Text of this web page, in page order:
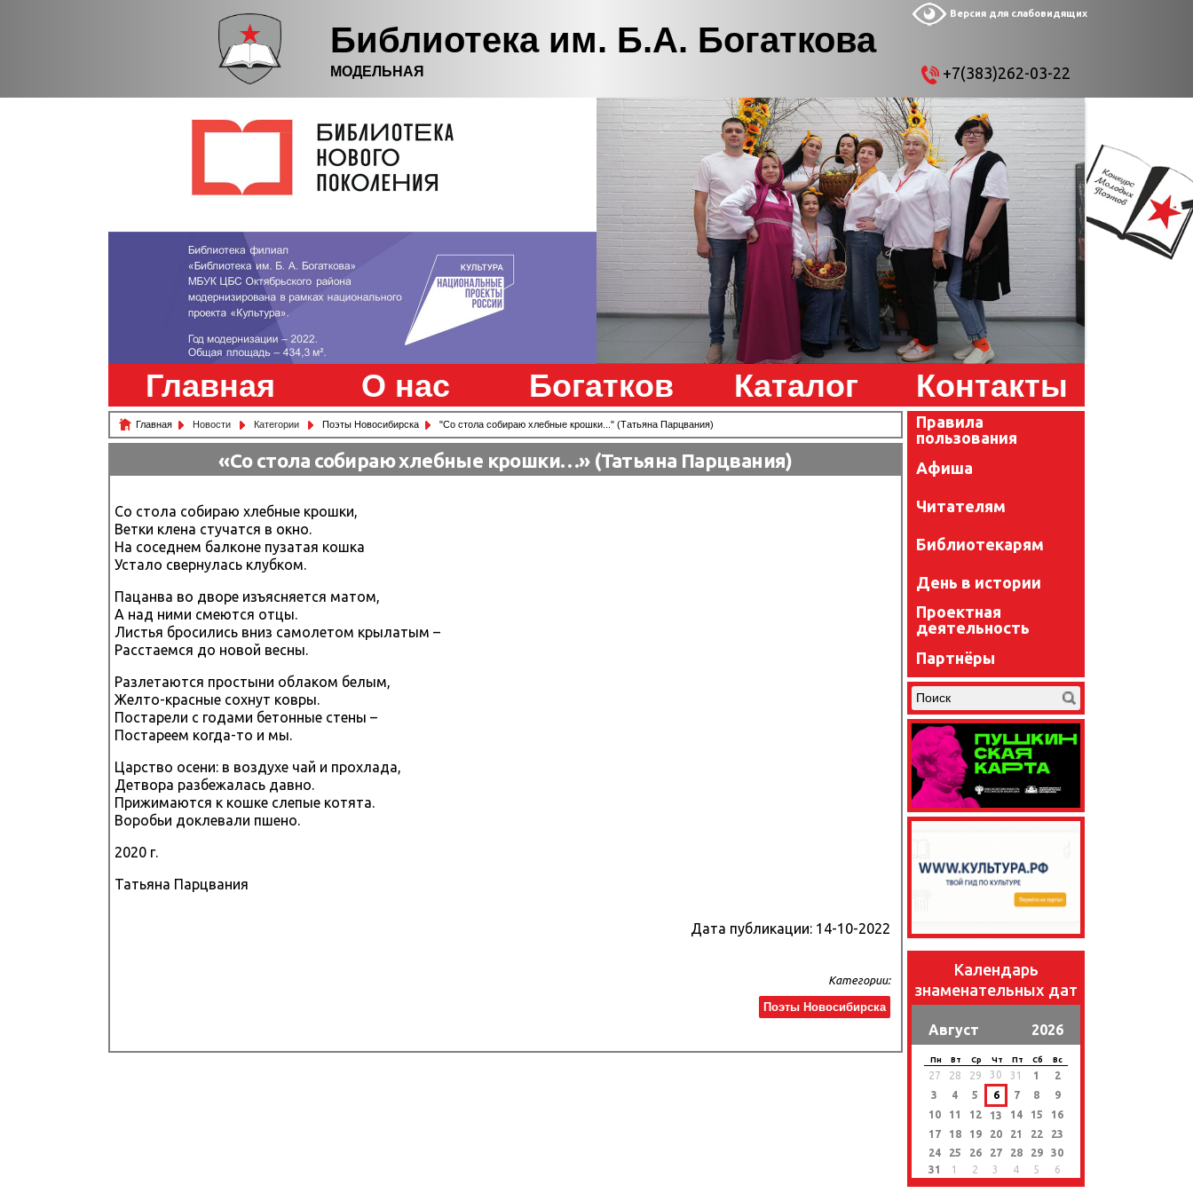
Библиотека им. Б.А. Богаткова
МОДЕЛЬНАЯ
Версия для слабовидящих
+7(383)262-03-22
Главная О нас Богатков Каталог Контакты
Главная Новости Категории Поэты Новосибирска "Со стола собираю хлебные крошки..." (Татьяна Парцвания)
«Со стола собираю хлебные крошки…» (Татьяна Парцвания)
Со стола собираю хлебные крошки,
Ветки клена стучатся в окно.
На соседнем балконе пузатая кошка
Устало свернулась клубком.
Пацанва во дворе изъясняется матом,
А над ними смеются отцы.
Листья бросились вниз самолетом крылатым –
Расстаемся до новой весны.
Разлетаются простыни облаком белым,
Желто-красные сохнут ковры.
Постарели с годами бетонные стены –
Постареем когда-то и мы.
Царство осени: в воздухе чай и прохлада,
Детвора разбежалась давно.
Прижимаются к кошке слепые котята.
Воробьи доклевали пшено.
2020 г.
Татьяна Парцвания
Дата публикации: 14-10-2022
Категории:
Поэты Новосибирска
Правила
пользования
Афиша
Читателям
Библиотекарям
День в истории
Проектная
деятельность
Партнёры
Календарь
знаменательных дат
Август 2026
Пн Вт Ср Чт Пт Сб Вс
27 28 29 30 31 1
2
3
4 5 6 7 8
9
10
11 12 13 14 15
16
17
18 19 20 21 22
23
24
25 26 27 28 29
30
31
1 2 3 4 5 6